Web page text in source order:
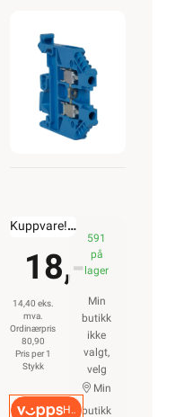
Kuppvare!kr. 80,90
18,-
14,40 eks.
mva.
Ordinærpris
80,90
Pris per 1
Stykk
Hurtigkasse
591
på
lager
Min
butikk
ikke
valgt,
velg
Min
butikk